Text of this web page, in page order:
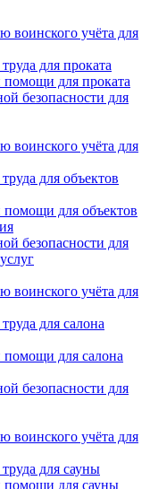
воинского учёта для
для проката
для проката
безопасности для
воинского учёта для
для объектов
для объектов
безопасности для
воинского учёта для
для салона
для салона
безопасности для
воинского учёта для
для сауны
помощи для сауны